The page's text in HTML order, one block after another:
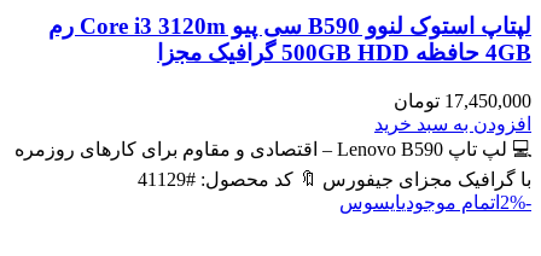
لپتاپ استوک لنوو B590 سی پیو Core i3 3120m رم
4GB حافظه 500GB HDD گرافیک مجزا
17,450,000 تومان
افزودن به سبد خرید
💻 لپ تاپ Lenovo B590 – اقتصادی و مقاوم برای کارهای روزمره
با گرافیک مجزای جیفورس 🔖 کد محصول: #41129
-2%
اتمام موجودیایسوس